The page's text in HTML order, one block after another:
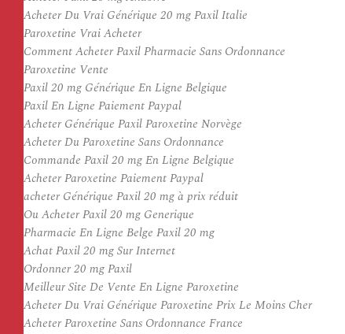
Acheter Du Vrai Générique 20 mg Paxil Italie
Paroxetine Vrai Acheter
Comment Acheter Paxil Pharmacie Sans Ordonnance
Paroxetine Vente
Paxil 20 mg Générique En Ligne Belgique
Paxil En Ligne Paiement Paypal
Acheter Générique Paxil Paroxetine Norvège
Acheter Du Paroxetine Sans Ordonnance
Commande Paxil 20 mg En Ligne Belgique
Acheter Paroxetine Paiement Paypal
acheter Générique Paxil 20 mg à prix réduit
Ou Acheter Paxil 20 mg Generique
Pharmacie En Ligne Belge Paxil 20 mg
Achat Paxil 20 mg Sur Internet
Ordonner 20 mg Paxil
Meilleur Site De Vente En Ligne Paroxetine
Acheter Du Vrai Générique Paroxetine Prix Le Moins Cher
Acheter Paroxetine Sans Ordonnance France